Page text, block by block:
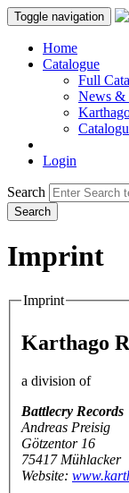
Toggle navigation
Home
Catalogue
Full
News &
Login
Search
Search
Imprint
Imprint
Karthago
a division of
Battlecry Records
Andreas Preisig
Götzentor 16
75417 Mühlacker
Website: